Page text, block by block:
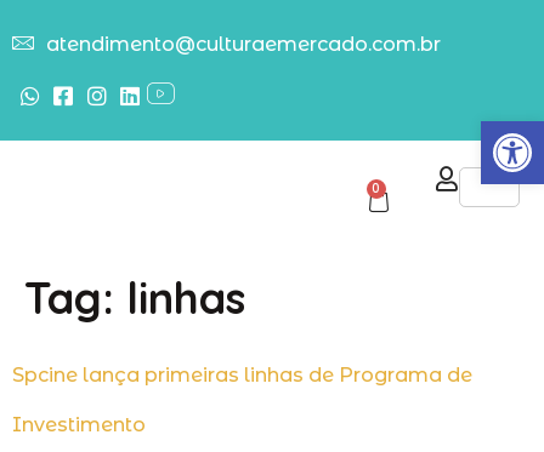
Abrir
atendimento@culturaemercado.com.br
0
Tag: linhas
Spcine lança primeiras linhas de Programa de
Investimento